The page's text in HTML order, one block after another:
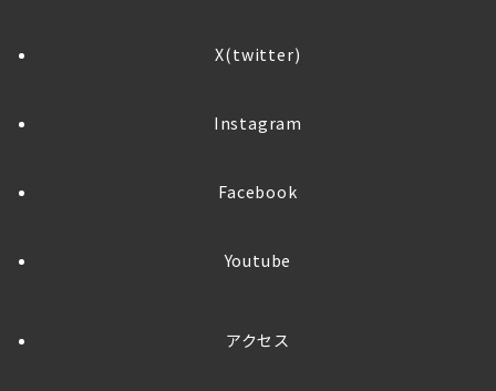
X(twitter)
Instagram
Facebook
Youtube
アクセス